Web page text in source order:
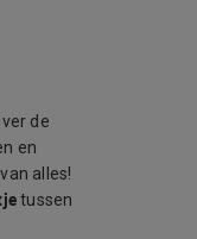
de
en
alles!
tussen